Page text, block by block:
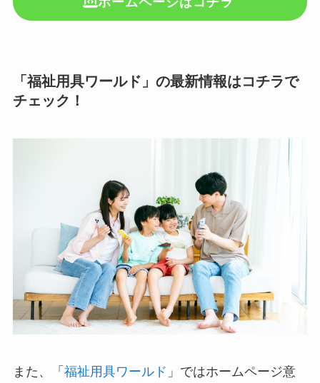
「福祉用具ワールド」の最新情報はコチラで
チェック！
また、「 福祉用具ワールド 」ではホームページ意